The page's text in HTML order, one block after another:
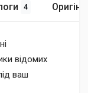
4
відомих
ваш